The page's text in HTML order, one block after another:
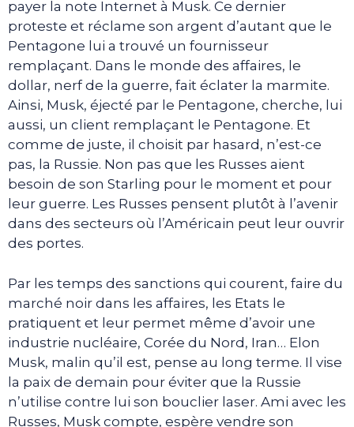
payer la note Internet à Musk. Ce dernier
proteste et réclame son argent d’autant que le
Pentagone lui a trouvé un fournisseur
remplaçant. Dans le monde des affaires, le
dollar, nerf de la guerre, fait éclater la marmite.
Ainsi, Musk, éjecté par le Pentagone, cherche, lui
aussi, un client remplaçant le Pentagone. Et
comme de juste, il choisit par hasard, n’est-ce
pas, la Russie. Non pas que les Russes aient
besoin de son Starling pour le moment et pour
leur guerre. Les Russes pensent plutôt à l’avenir
dans des secteurs où l’Américain peut leur ouvrir
des portes.
Par les temps des sanctions qui courent, faire du
marché noir dans les affaires, les Etats le
pratiquent et leur permet même d’avoir une
industrie nucléaire, Corée du Nord, Iran… Elon
Musk, malin qu’il est, pense au long terme. Il vise
la paix de demain pour éviter que la Russie
n’utilise contre lui son bouclier laser. Ami avec les
Russes, Musk compte, espère vendre son